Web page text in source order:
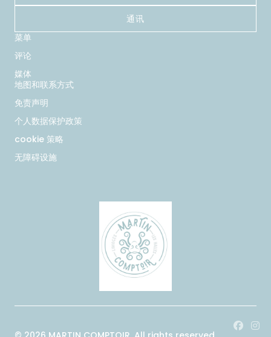
通讯
菜单
评论
媒体
地图和联系方式
免责声明
个人数据保护政策
cookie 策略
无障碍设施